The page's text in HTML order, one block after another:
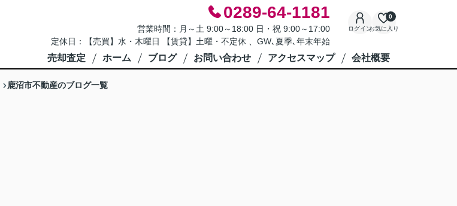
0289-64-1181
営業時間：月～土 9:00～18:00 日・祝 9:00～17:00
定休日：【売買】水・木曜日 【賃貸】土曜・不定休 、GW､夏季､年末年始
ログインお気に入り
0
売却査定 ホーム ブログ お問い合わせ アクセスマップ 会社概要
鹿沼市不動産のブログ一覧